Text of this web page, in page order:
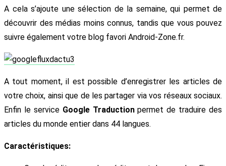
A cela s’ajoute une sélection de la semaine, qui permet de
découvrir des médias moins connus, tandis que vous pouvez
suivre également votre blog favori Android-Zone.fr.
A tout moment, il est possible d’enregistrer les articles de
votre choix, ainsi que de les partager via vos réseaux sociaux.
Enfin le service Google Traductionpermet de traduire des
articles du monde entier dans 44 langues.
Caractéristiques: